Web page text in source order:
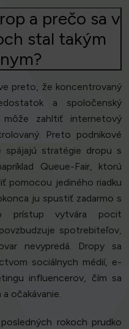
a prečo sa v
stal takým
preto, že koncentrovaný
a spoločenský
zahltiť internetový
Preto podnikové
spájajú stratégie dropu s
Queue-Fair, ktorú
pomocou jediného riadku
ju spustiť zadarmo s
prístup vytvára pocit
spotrebiteľov,
nevypredá. Dropy sa
sociálnych médií, e-
influencerov, čím sa
očakávanie.
rokoch prudko